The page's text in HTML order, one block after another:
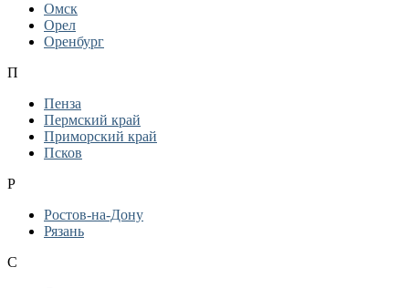
Омск
Орел
Оренбург
П
Пенза
Пермский край
Приморский край
Псков
Р
Ростов-на-Дону
Рязань
С